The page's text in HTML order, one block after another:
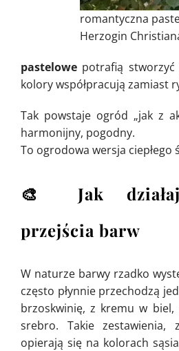
romantyczna
Herzogin
pastelowe potrafią
kolory współpracują zamiast
Tak powstaje ogród „jak z
harmonijny, pogodny.
To ogrodowa wersja ciepłego
🎨 Jak
przejścia barw
W naturze barwy rzadko
często płynnie przechodzą
brzoskwinię, z kremu w biel,
srebro. Takie zestawienia,
opierają się na kolorach